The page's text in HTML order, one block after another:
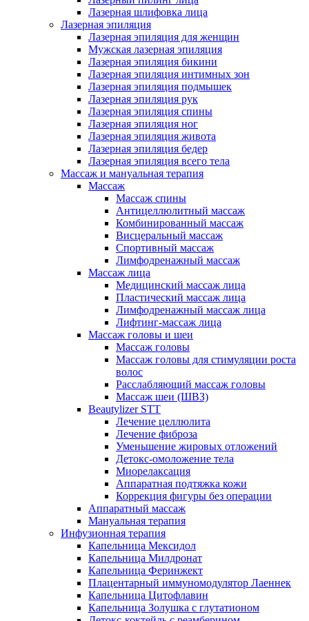
Лазерная шлифовка лица
Лазерная эпиляция
Лазерная эпиляция для женщин
Мужская лазерная эпиляция
Лазерная эпиляция бикини
Лазерная эпиляция интимных зон
Лазерная эпиляция подмышек
Лазерная эпиляция рук
Лазерная эпиляция спины
Лазерная эпиляция ног
Лазерная эпиляция живота
Лазерная эпиляция бедер
Лазерная эпиляция всего тела
Массаж и мануальная терапия
Массаж
Массаж спины
Антицеллюлитный массаж
Комбинированный массаж
Висцеральный массаж
Спортивный массаж
Лимфодренажный массаж
Массаж лица
Медицинский массаж лица
Пластический массаж лица
Лимфодренажный массаж лица
Лифтинг-массаж лица
Массаж головы и шеи
Массаж головы
Массаж головы для стимуляции роста
волос
Расслабляющий массаж головы
Массаж шеи (ШВЗ)
Beautylizer STT
Лечение целлюлита
Лечение фиброза
Уменьшение жировых отложений
Детокс-омоложение тела
Миорелаксация
Аппаратная подтяжка кожи
Коррекция фигуры без операции
Аппаратный массаж
Мануальная терапия
Инфузионная терапия
Капельница Мексидол
Капельница Милдронат
Капельница Феринжект
Плацентарный иммуномодулятор Лаеннек
Капельница Цитофлавин
Капельница Золушка с глутатионом